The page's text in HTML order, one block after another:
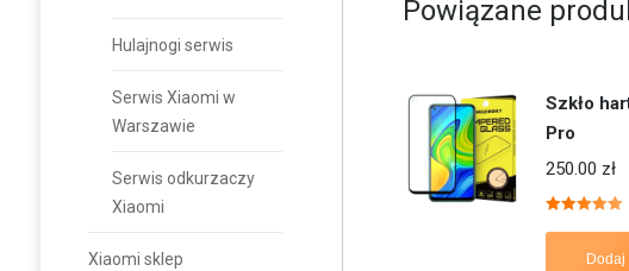
Powiązane
Szkło
Pro
250.00 zł
Hulajnogi serwis
Serwis Xiaomi w
Warszawie
Serwis odkurzaczy
Xiaomi
Xiaomi sklep